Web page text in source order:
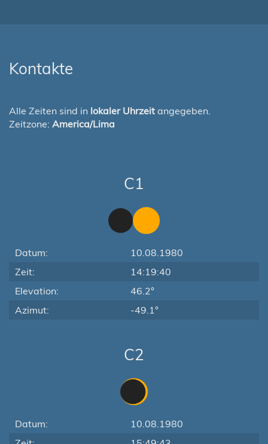
Kontakte
Alle Zeiten sind in lokaler Uhrzeit angegeben.
Zeitzone: America/Lima
C1
Datum:
10.08.1980
Zeit:
14:19:40
Elevation:
46.2°
Azimut:
-49.1°
C2
Datum:
10.08.1980